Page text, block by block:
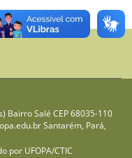
Bairro Salé CEP 68035-110
Santarém, Pará,
por UFOPA/CTIC